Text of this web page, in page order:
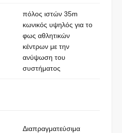
πόλος ιστών 35m
κωνικός υψηλός για το
φως αθλητικών
κέντρων με την
ανύψωση του
συστήματος
Διαπραγματεύσιμα